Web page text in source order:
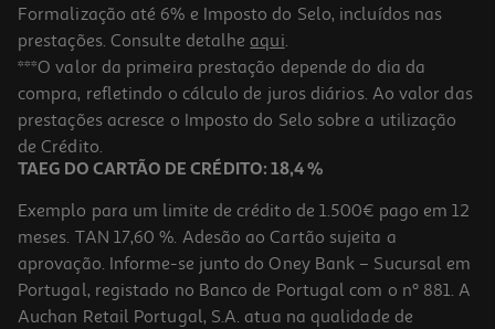
Formalização até 6% e Imposto do Selo, incluídos nas
prestações. Consulte detalhe aqui.
***O valor da primeira prestação depende do dia da
compra, refletindo o cálculo de juros diários. Ao valor das
prestações acresce o Imposto do Selo sobre a utilização
de Crédito.
TAEG DO CARTÃO DE CRÉDITO: 18,4 %
Exemplo para um limite de crédito de 1.500€ pago em 12
meses. TAN 17,60 %. Adesão ao Cartão sujeita a
aprovação. Informe-se junto do Oney Bank – Sucursal em
Portugal, registado no Banco de Portugal com o nº 881. A
Auchan Retail Portugal, S.A. atua na qualidade de